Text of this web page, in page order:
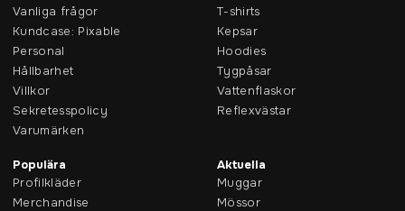
Vanliga frågor
Kundcase: Pixable
Personal
Hållbarhet
Villkor
Sekretesspolicy
Varumärken
T-shirts
Kepsar
Hoodies
Tygpåsar
Vattenflaskor
Reflexvästar
Populära
Profilkläder
Merchandise
Aktuella
Muggar
Mössor